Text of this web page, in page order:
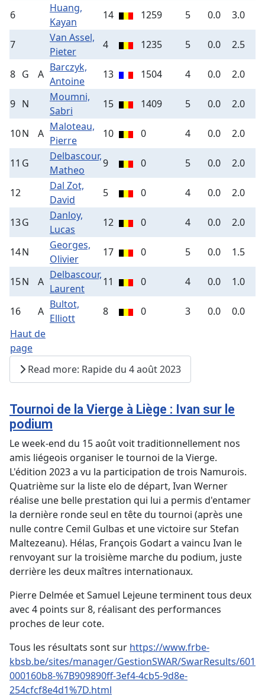
6
Huang,
Kayan
14 1259 5 0.0 3.0
7
Van Assel,
Pieter
4 1235 5 0.0 2.5
8 G A
Barczyk,
Antoine
13 1504 4 0.0 2.0
9 N
Moumni,
Sabri
15 1409 5 0.0 2.0
10N A
Maloteau,
Pierre
10 0 4 0.0 2.0
11 G
Delbascour,
Matheo
9 0 5 0.0 2.0
12
Dal Zot,
David
5 0 4 0.0 2.0
13G
Danloy,
Lucas
12 0 4 0.0 2.0
14N
Georges,
Olivier
17 0 5 0.0 1.5
15N A
Delbascour,
Laurent
11 0 4 0.0 1.0
16 A
Bultot,
Elliott
8 0 3 0.0 0.0
Haut de
page
Read more: Rapide du 4 août 2023
Tournoi de la Vierge à Liège : Ivan sur le
podium
Le week-end du 15 août voit traditionnellement nos
amis liégeois organiser le tournoi de la Vierge.
L'édition 2023 a vu la participation de trois Namurois.
Quatrième sur la liste elo de départ, Ivan Werner
réalise une belle prestation qui lui a permis d'entamer
la dernière ronde seul en tête du tournoi (après une
nulle contre Cemil Gulbas et une victoire sur Stefan
Maltezeanu). Hélas, François Godart a vaincu Ivan le
renvoyant sur la troisième marche du podium, juste
derrière les deux maîtres internationaux.
Pierre Delmée et Samuel Lejeune terminent tous deux
avec 4 points sur 8, réalisant des performances
proches de leur cote.
Tous les résultats sont sur https://www.frbe-
kbsb.be/sites/manager/GestionSWAR/SwarResults/601/
000160b8-%7B909890ff-3ef4-4cb5-9d8e-
254cfcf8e4d1%7D.html